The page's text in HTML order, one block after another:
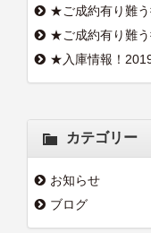
★ご成約有り難う
★ご成約有り難う
★入庫情報！
カテゴリー
お知らせ
ブログ